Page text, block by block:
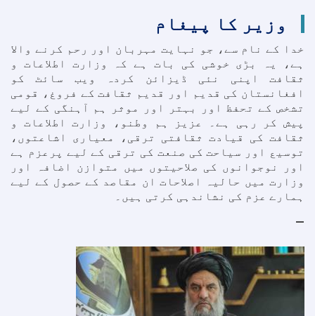
وزیر کا پیغام
خدا کے نام سے، جو نہایت مہربان اور رحم کرنے والا
ہے، یہ بڑی خوشی کی بات ہے کہ وزارت اطلاعات و
ثقافت اپنی نئی ڈیزائن کردہ ویب سائٹ کو
افغانستان کی قدیم اور قدیم ثقافت کے فروغ، قومی
تشخص کے تحفظ اور بہتر اور موثر ہم آہنگی کے لیے
پیش کر رہی ہے۔ عزیز ہم وطنو، وزارت اطلاعات و
ثقافت کی قیادت ثقافتی ترقی، معیاری اشاعتوں،
توسیع اور سیاحت کی صنعت کی ترقی کے لیے پرعزم ہے
اور نوجوانوں کی صلاحیتوں میں متوازن اضافہ اور
وزارت میں حالیہ اصلاحات ان مقاصد کے حصول کے لیے
ہمارے عزم کی نشاندہی کرتی ہیں۔